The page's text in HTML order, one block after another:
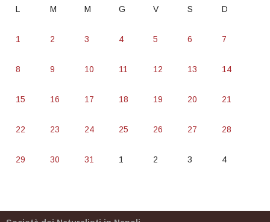
L M M G V S D
1 2 3 4 5 6 7
8 9 10 11 12 13 14
15 16 17 18 19 20 21
22 23 24 25 26 27 28
29 30 31 1 2 3 4